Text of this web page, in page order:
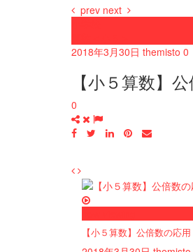
prev next
2018年3月30日 themisto 0
【小５算数】
0
【小５算数】公倍数の応